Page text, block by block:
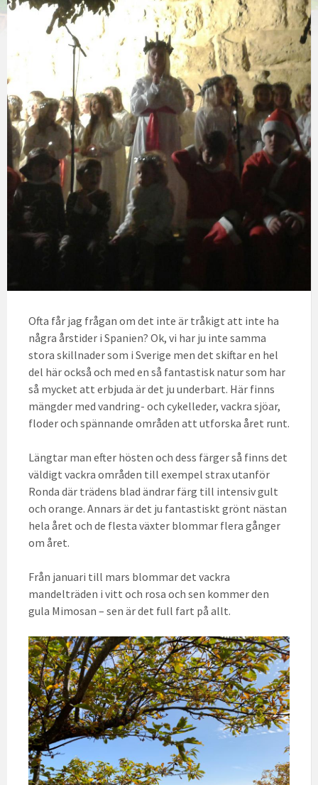
Ofta får jag frågan om det inte är tråkigt att inte ha
några årstider i Spanien? Ok, vi har ju inte samma
stora skillnader som i Sverige men det skiftar en hel
del här också och med en så fantastisk natur som har
så mycket att erbjuda är det ju underbart. Här finns
mängder med vandring- och cykelleder, vackra sjöar,
floder och spännande områden att utforska året runt.
Längtar man efter hösten och dess färger så finns det
väldigt vackra områden till exempel strax utanför
Ronda där trädens blad ändrar färg till intensiv gult
och orange. Annars är det ju fantastiskt grönt nästan
hela året och de flesta växter blommar flera gånger
om året.
Från januari till mars blommar det vackra
mandelträden i vitt och rosa och sen kommer den
gula Mimosan – sen är det full fart på allt.